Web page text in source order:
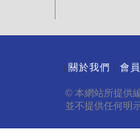
關於我們 會
© 本網站所提供
並不提供任何明